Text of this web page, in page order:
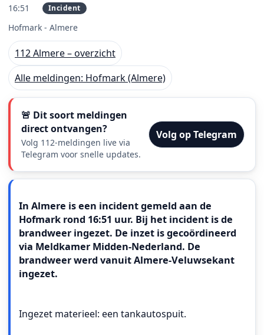
16:51 Incident
Hofmark - Almere
112 Almere – overzicht
Alle meldingen: Hofmark (Almere)
🚨 Dit soort meldingen
direct ontvangen?
Volg 112-meldingen live via
Telegram voor snelle updates.
Volg op Telegram
In Almere is een incident gemeld aan de
Hofmark rond 16:51 uur. Bij het incident is de
brandweer ingezet. De inzet is gecoördineerd
via Meldkamer Midden-Nederland. De
brandweer werd vanuit Almere-Veluwsekant
ingezet.
Ingezet materieel: een tankautospuit.